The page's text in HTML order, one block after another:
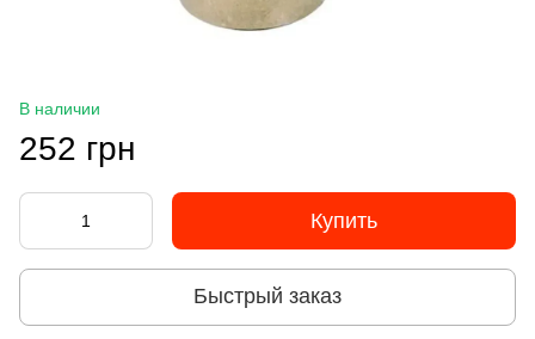
В наличии
252 грн
Купить
Быстрый заказ